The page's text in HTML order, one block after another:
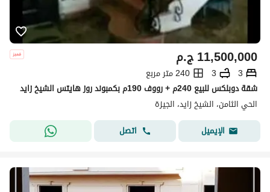
ج.م11,500,000
3
3
240 متر مربع
شقة دوبلكس للبيع 240م + رووف 190م بكمبوند روز هايتس الشيخ زايد
الحي الثامن، الشيخ زايد، الجيزة
الإيميل
اتصل